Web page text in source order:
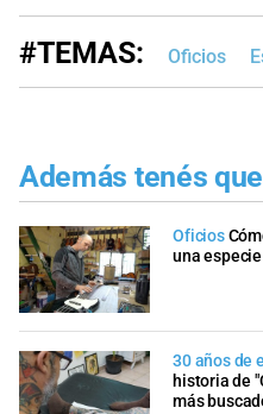
#TEMAS: Oficios
Además tenés
Oficios
una
30 años de
historia de
más